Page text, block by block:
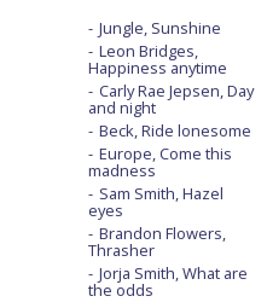
Jungle, Sunshine
Leon Bridges,
Happiness anytime
Carly Rae Jepsen, Day
and night
Beck, Ride lonesome
Europe, Come this
madness
Sam Smith, Hazel
eyes
Brandon Flowers,
Thrasher
Jorja Smith, What are
the odds